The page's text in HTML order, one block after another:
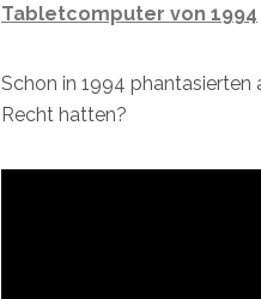
Tabletcomputer von 1994
Schon in 1994
Recht hatten?